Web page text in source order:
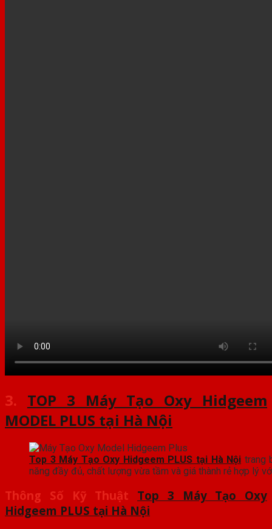
3. TOP 3 Máy Tạo Oxy Hidgeem
MODEL PLUS tại Hà Nội
Top 3 Máy Tạo Oxy Hidgeem PLUS tại Hà Nội trang
năng đầy đủ, chất lượng vừa tầm và giá thành rẻ hợp lý
Thông Số Kỹ Thuật Top 3 Máy Tạo Oxy
Hidgeem PLUS tại Hà Nội